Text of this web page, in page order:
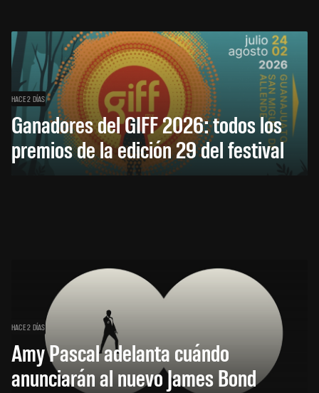
HACE 2 DÍAS
Ganadores del GIFF 2026: todos los
premios de la edición 29 del festival
HACE 2 DÍAS
Amy Pascal adelanta cuándo
anunciarán al nuevo James Bond